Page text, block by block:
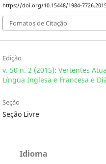
https://doi.org/10.15448/1984-
Fomatos de Citação
Edição
v. 50 n. 2 (2015): Vertentes
Língua Inglesa e Francesa e
Seção
Seção Livre
Idioma